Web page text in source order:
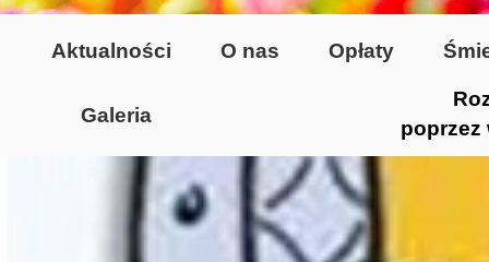
poprzez
Galeria
Lata 70-te, lata 80-te
Altany lata 70-te, 80-te
Aktualności O nas Opłaty